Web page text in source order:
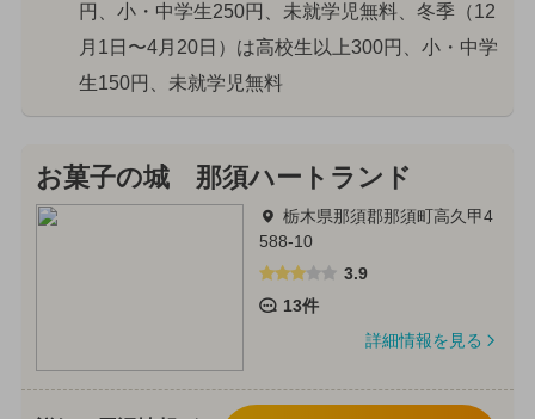
円、小・中学生250円、未就学児無料、冬季（12
月1日〜4月20日）は高校生以上300円、小・中学
生150円、未就学児無料
お菓子の城 那須ハートランド
栃木県那須郡那須町高久甲4
588-10
3.9
13件
詳細情報を見る